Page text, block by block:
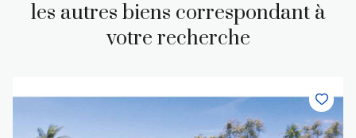
les autres biens correspondant à
votre recherche